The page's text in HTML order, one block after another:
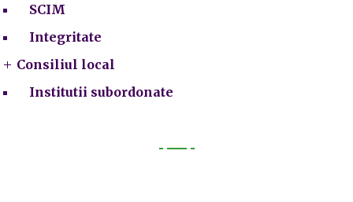
SCIM
Integritate
Consiliul local
Institutii subordonate